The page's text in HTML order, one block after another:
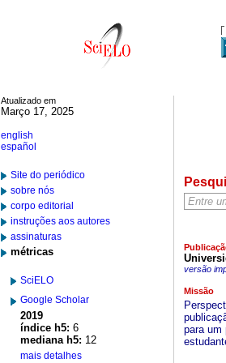
Atualizado em
Março 17, 2025
english
español
Site do periódico
sobre nós
corpo editorial
instruções aos autores
assinaturas
métricas
SciELO
Google Scholar
2019
índice h5: 6
mediana h5: 12
mais detalhes
versão
Missão
para um